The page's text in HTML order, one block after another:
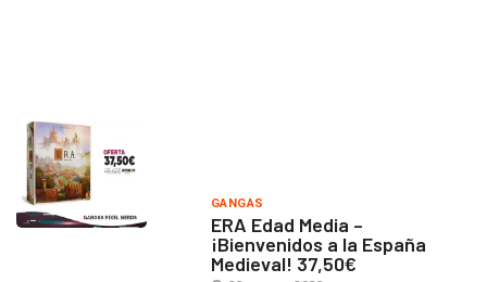
GANGAS
ERA Edad Media –
¡Bienvenidos a la España
Medieval! 37,50€